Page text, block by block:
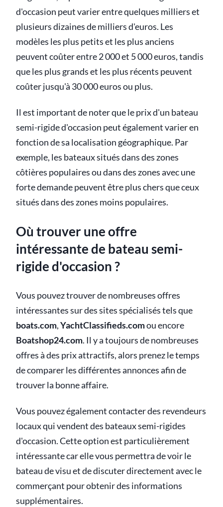
d'occasion peut varier entre quelques milliers et
plusieurs dizaines de milliers d'euros. Les
modèles les plus petits et les plus anciens
peuvent coûter entre 2 000 et 5 000 euros, tandis
que les plus grands et les plus récents peuvent
coûter jusqu'à 30 000 euros ou plus.
Il est important de noter que le prix d'un bateau
semi-rigide d'occasion peut également varier en
fonction de sa localisation géographique. Par
exemple, les bateaux situés dans des zones
côtières populaires ou dans des zones avec une
forte demande peuvent être plus chers que ceux
situés dans des zones moins populaires.
Où trouver une offre
intéressante de bateau semi-
rigide d'occasion ?
Vous pouvez trouver de nombreuses offres
intéressantes sur des sites spécialisés tels que
boats.com,YachtClassifieds.comou encore
Boatshop24.com. Il y a toujours de nombreuses
offres à des prix attractifs, alors prenez le temps
de comparer les différentes annonces afin de
trouver la bonne affaire.
Vous pouvez également contacter des revendeurs
locaux qui vendent des bateaux semi-rigides
d'occasion. Cette option est particulièrement
intéressante car elle vous permettra de voir le
bateau de visu et de discuter directement avec le
commerçant pour obtenir des informations
supplémentaires.